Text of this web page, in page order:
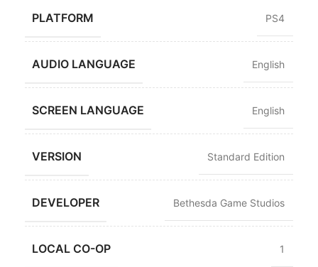
PLATFORM PS4
AUDIO LANGUAGE English
SCREEN LANGUAGE English
VERSION Standard Edition
DEVELOPER Bethesda Game Studios
LOCAL CO-OP 1